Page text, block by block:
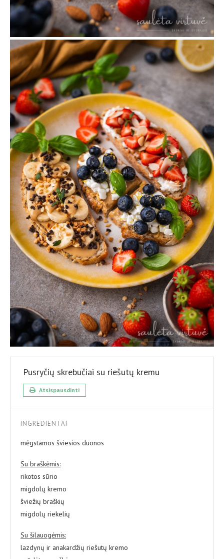
Pusryčių skrebučiai su riešutų kremu
Atsispausdinti
INGREDIENTAI
mėgstamos šviesios duonos
Su braškėmis:
rikotos sūrio
migdolų kremo
šviežių braškių
migdolų riekelių
Su šilauogėmis:
lazdynų ir anakardžių riešutų kremo